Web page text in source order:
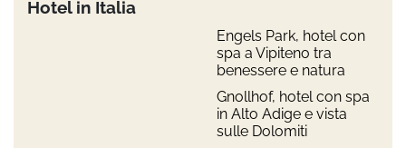
Hotel in Italia
Engels Park, hotel con
spa a Vipiteno tra
benessere e natura
Gnollhof, hotel con spa
in Alto Adige e vista
sulle Dolomiti